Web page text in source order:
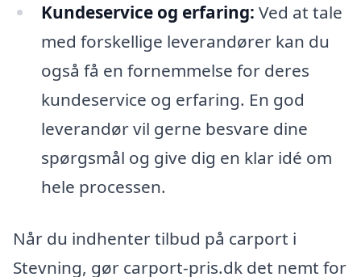
Kundeservice og erfaring: Ved at tale
med forskellige leverandører kan du
også få en fornemmelse for deres
kundeservice og erfaring. En god
leverandør vil gerne besvare dine
spørgsmål og give dig en klar idé om
hele processen.
Når du indhenter tilbud på carport i
Stevning, gør carport-pris.dk det nemt for